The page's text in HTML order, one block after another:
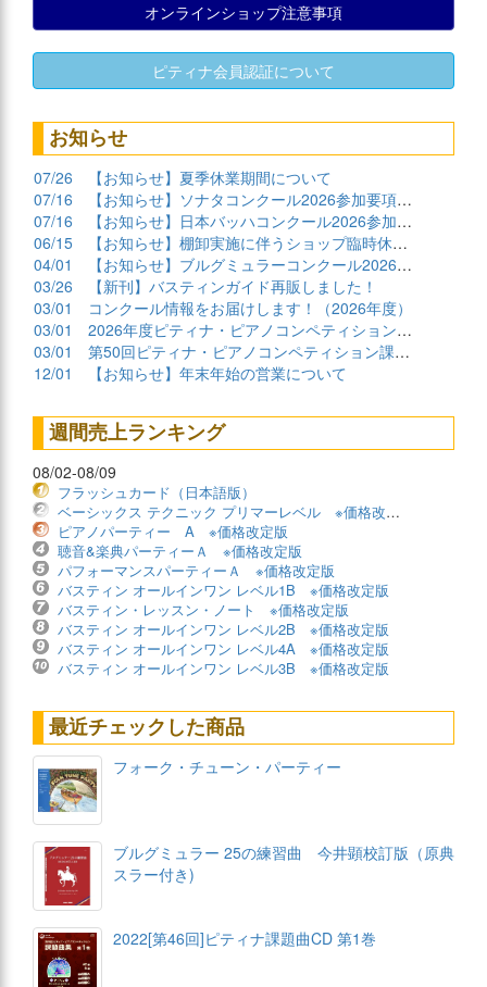
オンラインショップ注意事項
ピティナ会員認証について
お知らせ
07/26
【お知らせ】夏季休業期間について
07/16
【お知らせ】ソナタコンクール2026参加要項公開
07/16
【お知らせ】日本バッハコンクール2026参加要項公開
06/15
【お知らせ】棚卸実施に伴うショップ臨時休業について
04/01
【お知らせ】ブルグミュラーコンクール2026課題曲公開
03/26
【新刊】バスティンガイド再販しました！
03/01
コンクール情報をお届けします！（2026年度）
03/01
2026年度ピティナ・ピアノコンペティション課題曲商品
03/01
第50回ピティナ・ピアノコンペティション課題曲公開！
12/01
【お知らせ】年末年始の営業について
週間売上ランキング
08/02-08/09
フラッシュカード（日本語版）
ベーシックス テクニック プリマーレベル ※価格改定版
ピアノパーティー A ※価格改定版
聴音&楽典パーティーＡ ※価格改定版
パフォーマンスパーティーＡ ※価格改定版
バスティン オールインワン レベル1B ※価格改定版
バスティン・レッスン・ノート ※価格改定版
バスティン オールインワン レベル2B ※価格改定版
バスティン オールインワン レベル4A ※価格改定版
バスティン オールインワン レベル3B ※価格改定版
最近チェックした商品
フォーク・チューン・パーティー
ブルグミュラー 25の練習曲 今井顕校訂版（原典
スラー付き)
2022[第46回]ピティナ課題曲CD 第1巻